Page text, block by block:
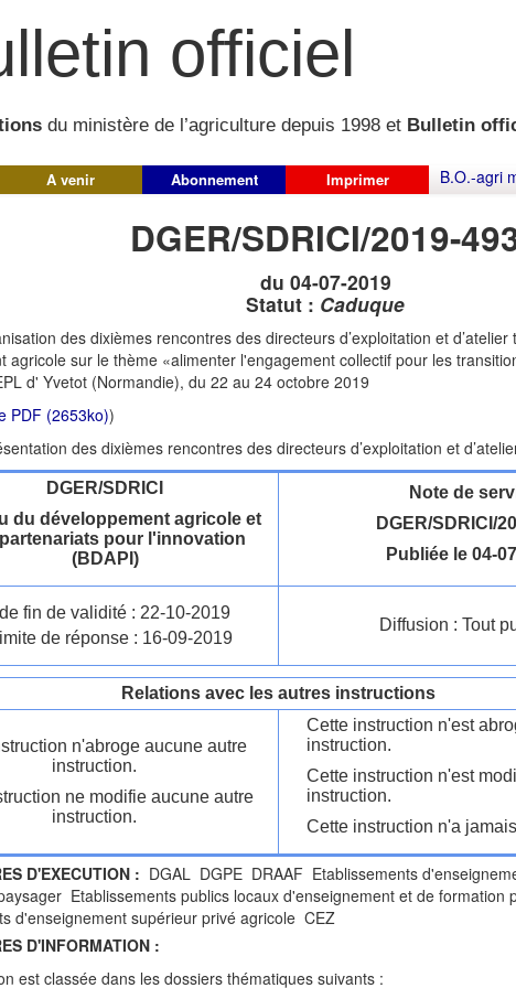
officiel
du ministère de l’agriculture depuis 1998 et Bulletin
A venir Abonnement Imprimer B.O.-agri
DGER/SDRICI/2019-
du 04-07-2019
Statut : Caduque
des dixièmes rencontres des directeurs d’exploitation et
agricole sur le thème «alimenter l'engagement collectif pour les
d' Yvetot (Normandie), du 22 au 24 octobre 2019
PDF (2653ko))
des dixièmes rencontres des directeurs d’exploitation et
DGER/SDRICI
du développement agricole et
pour l'innovation
(BDAPI)
Note de
DGER/SDRICI/
Publiée le 04-
fin de validité : 22-10-2019
de réponse : 16-09-2019
Diffusion : Tout
Relations avec les autres instructions
n'abroge aucune autre
instruction.
ne modifie aucune autre
instruction.
Cette instruction n'est
instruction.
Cette instruction n'est
instruction.
Cette instruction n'a
D'EXECUTION : DGAL DGPE DRAAF Etablissements
Etablissements publics locaux d'enseignement et de formation
d'enseignement supérieur privé agricole CEZ
D'INFORMATION :
est classée dans les dossiers thématiques suivants :